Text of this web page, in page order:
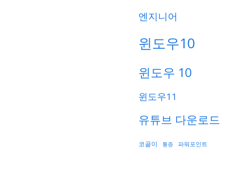
엔지니어
윈도우10
윈도우 10
윈도우11
유튜브 다운로드
코골이 통증 파워포인트